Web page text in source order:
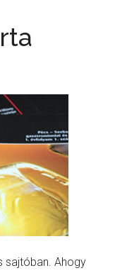
sajtóban. Ahogy